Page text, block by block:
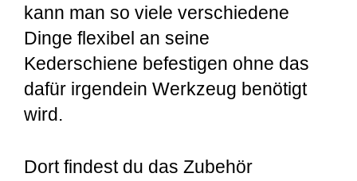
kann man so viele verschiedene
Dinge flexibel an seine
Kederschiene befestigen ohne das
dafür irgendein Werkzeug benötigt
wird.
Dort findest du das Zubehör